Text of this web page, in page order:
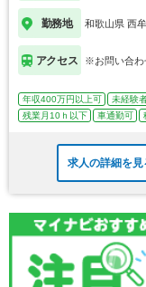
勤務地 和歌山県 西
アクセス ※お問い合わ
年収400万円以上可 未経験
残業月10ｈ以下
車通勤可
求人の詳細を見